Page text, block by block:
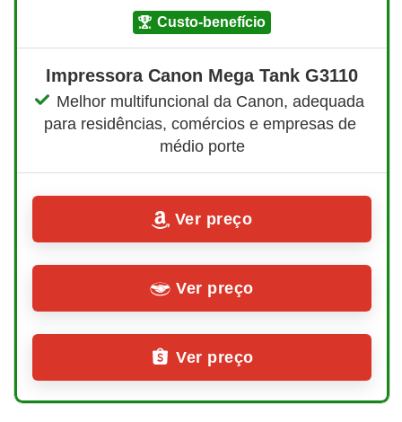
custo-benefício
Impressora Canon Mega Tank G3110
Melhor multifuncional da Canon, adequada
para residências, comércios e empresas de
médio porte
Ver preço
Ver preço
Ver preço